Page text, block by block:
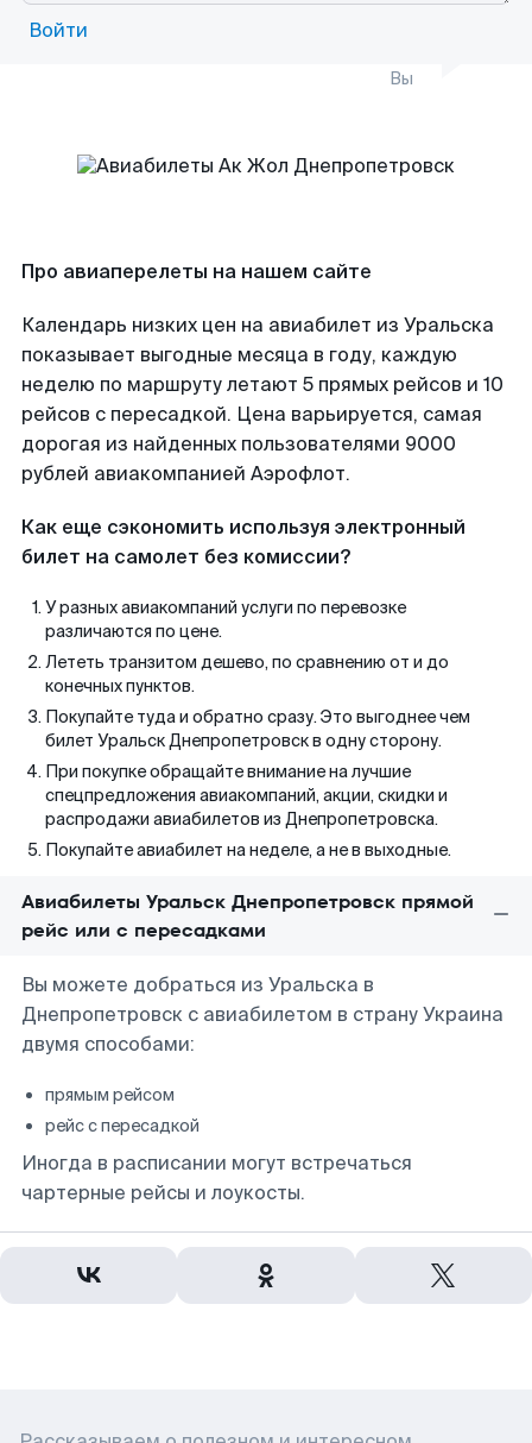
Войти
Вы
Про авиаперелеты на нашем сайте
Календарь низких цен на авиабилет из Уральска
показывает выгодные месяца в году, каждую
неделю по маршруту летают 5 прямых рейсов и 10
рейсов с пересадкой. Цена варьируется, самая
дорогая из найденных пользователями 9000
рублей авиакомпанией Аэрофлот.
Как еще сэкономить используя электронный
билет на самолет без комиссии?
У разных авиакомпаний услуги по перевозке
различаются по цене.
Лететь транзитом дешево, по сравнению от и до
конечных пунктов.
Покупайте туда и обратно сразу. Это выгоднее чем
билет Уральск Днепропетровск в одну сторону.
При покупке обращайте внимание на лучшие
спецпредложения авиакомпаний, акции, скидки и
распродажи авиабилетов из Днепропетровска.
Покупайте авиабилет на неделе, а не в выходные.
Авиабилеты Уральск Днепропетровск прямой
рейс или с пересадками
Вы можете добраться из Уральска в
Днепропетровск с авиабилетом в страну Украина
двумя способами:
прямым рейсом
рейс с пересадкой
Иногда в расписании могут встречаться
чартерные рейсы и лоукосты.